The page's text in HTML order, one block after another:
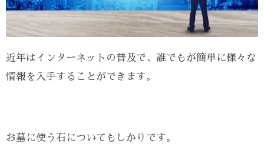
近年はインターネットの普及で、誰でもが簡単に様々な
情報を入手することができます。
お墓に使う石についてもしかりです。